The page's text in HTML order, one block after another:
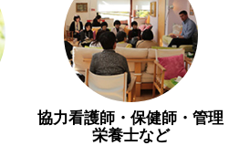
協力看護師・保健師・管理
栄養士など